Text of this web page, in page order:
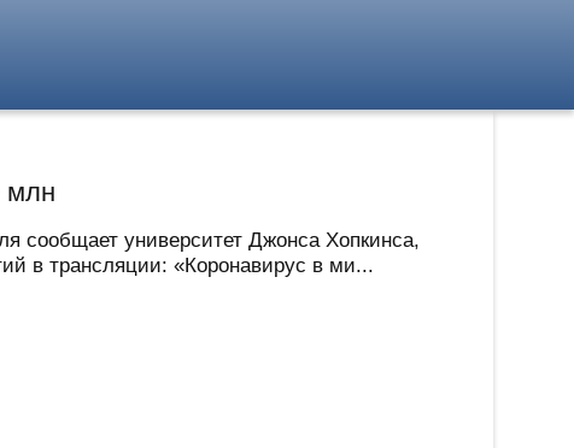
млн
сообщает университет Джонса Хопкинса,
в трансляции: «Коронавирус в ми...